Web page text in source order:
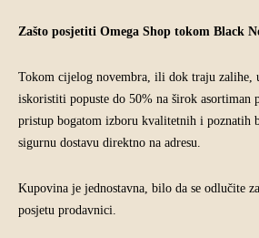
Zašto posjetiti Omega Shop tokom Black
Tokom cijelog novembra, ili dok traju zalihe,
iskoristiti popuste do 50% na širok asortiman
pristup bogatom izboru kvalitetnih i poznatih
sigurnu dostavu direktno na adresu.
Kupovina je jednostavna, bilo da se odlučite
posjetu prodavnici.